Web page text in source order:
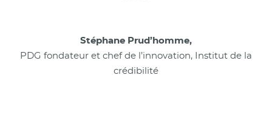
Stéphane Prud’homme,
PDG fondateur et chef de l’innovation, Institut de la
crédibilité